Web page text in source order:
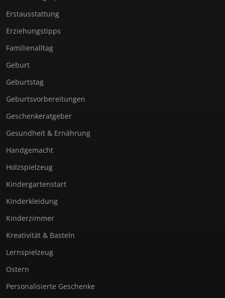
Erstausstattung
Erziehungstipps
Familienalltag
Geburt
Geburtstag
Geburtsvorbereitungen
Geschenkeratgeber
Gesundheit & Ernährung
Handgemacht
Holzspielzeug
Kindergartenstart
Kinderkleidung
Kinderzimmer
Kreativität & Basteln
Lernspielzeug
Ostern
Personalisierte Geschenke